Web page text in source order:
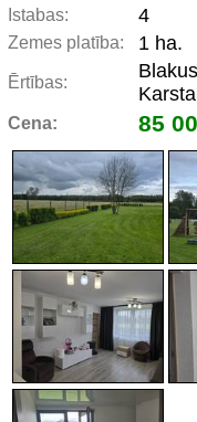
Istabas: 4
Zemes platība: 1 ha.
Ērtības:
Cena: 85